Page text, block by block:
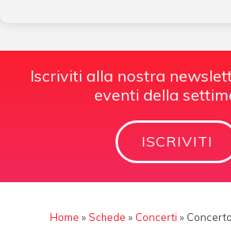
Iscriviti alla nostra
eventi della
ISCRIVITI
Home »Schede » Concerti »